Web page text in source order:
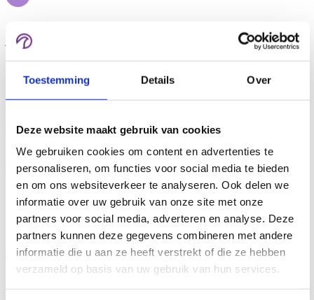
Toestemming Details Over
Deze website maakt gebruik van cookies
We gebruiken cookies om content en advertenties te
personaliseren, om functies voor social media te bieden
en om ons websiteverkeer te analyseren. Ook delen we
informatie over uw gebruik van onze site met onze
partners voor social media, adverteren en analyse. Deze
partners kunnen deze gegevens combineren met andere
informatie die u aan ze heeft verstrekt of die ze hebben
verzameld op basis van uw gebruik van hun services.
jouw merkidentiteit.
Ja. Voor veel maatwerkoplossingen kunnen API-koppelingen
worden gerealiseerd.
Is een koppeling met e-mailmarketingsoftware mogelijk?
Ja. Denk aan systemen zoals Mailchimp, ActiveCampaign of